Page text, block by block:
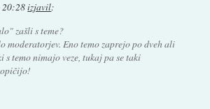
20:28izjavil:
zašli s teme?
moderatorjev. Eno temo zaprejo po dveh ali
s temo nimajo veze, tukaj pa se taki